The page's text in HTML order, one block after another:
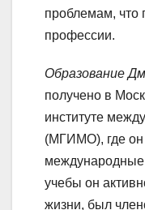
проблемам, что
профессии.
Образование
получено в
институте
(МГИМО), где он
учебы он
жизни, был